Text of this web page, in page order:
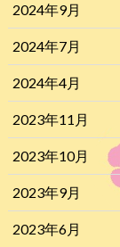
2024年9月
2024年7月
2024年4月
2023年11月
2023年10月
2023年9月
2023年6月